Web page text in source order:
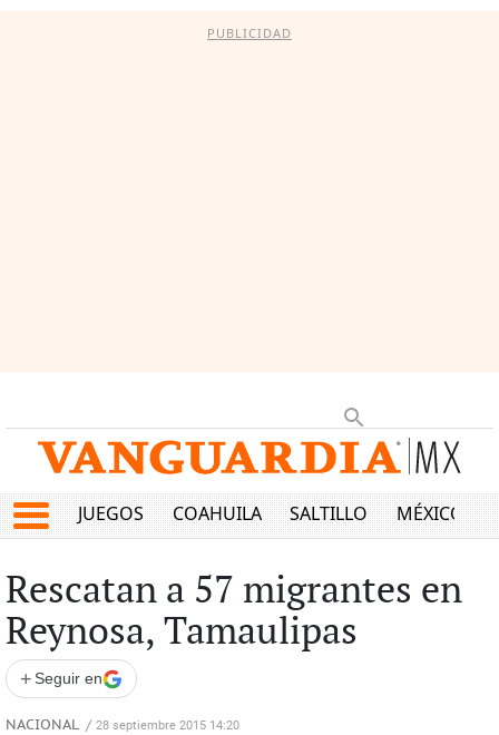
PUBLICIDAD
JUEGOS COAHUILA SALTILLO MÉXICO
Rescatan a 57 migrantes en
Reynosa, Tamaulipas
+ Seguir en
NACIONAL / 28 septiembre 2015 14:20